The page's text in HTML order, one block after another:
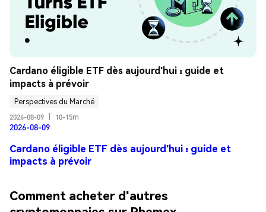
Cardano éligible ETF dès aujourd'hui : guide et
impacts à prévoir
Perspectives du Marché
2026-08-09
10-15m
2026-08-09
Cardano éligible ETF dès aujourd'hui : guide et
impacts à prévoir
Comment acheter d'autres